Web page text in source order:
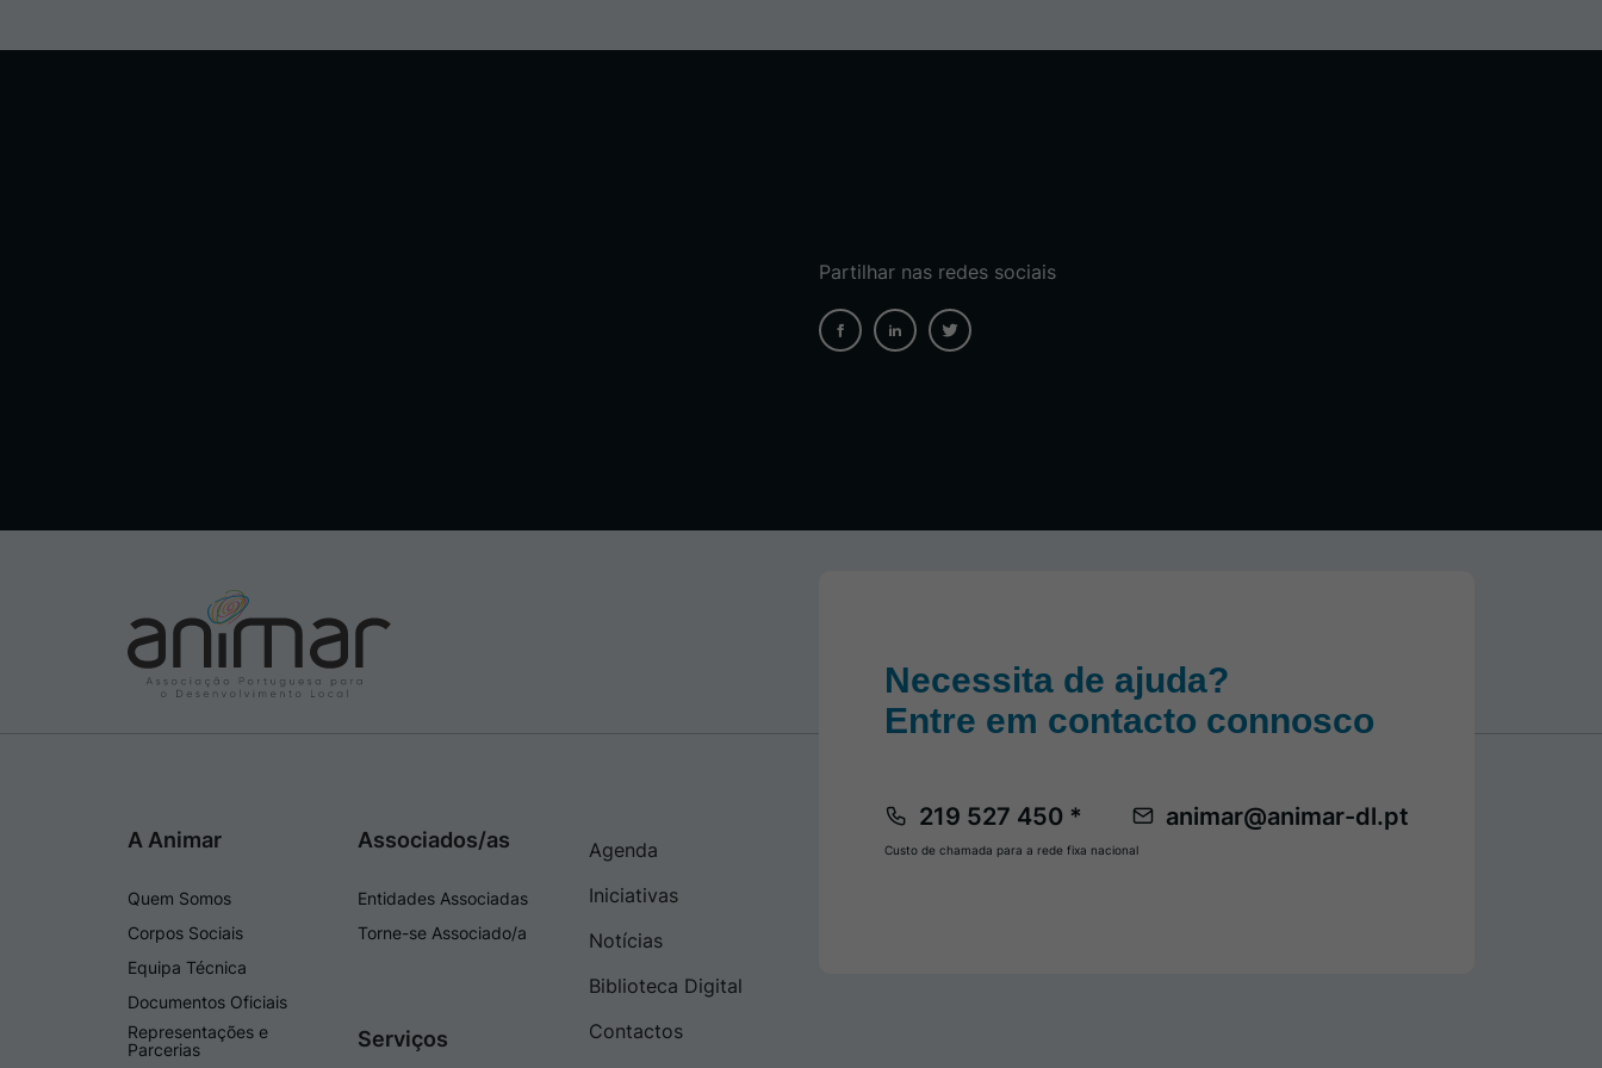
Partilhar nas redes sociais
A Animar
Quem Somos
Corpos Sociais
Equipa Técnica
Documentos Oficiais
Representações e
Parcerias
Associados/as
Entidades Associadas
Torne-se Associado/a
Serviços
Agenda
Iniciativas
Notícias
Biblioteca Digital
Contactos
Necessita de ajuda?
Entre em contacto connosco
219 527 450 * animar@animar-dl.pt
Custo de chamada para a rede fixa nacional